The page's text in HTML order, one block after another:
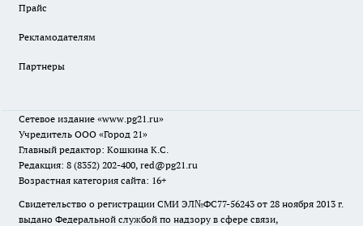
Прайс
Рекламодателям
Партнеры
Сетевое издание «www.pg21.ru»
Учредитель ООО «Город 21»
Главный редактор: Кошкина К.С.
Редакция: 8 (8352) 202-400, red@pg21.ru
Возрастная категория сайта: 16+
Свидетельство о регистрации СМИ ЭЛ№ФС77-56243 от 28 ноября 2013 г.
выдано Федеральной службой по надзору в сфере связи,